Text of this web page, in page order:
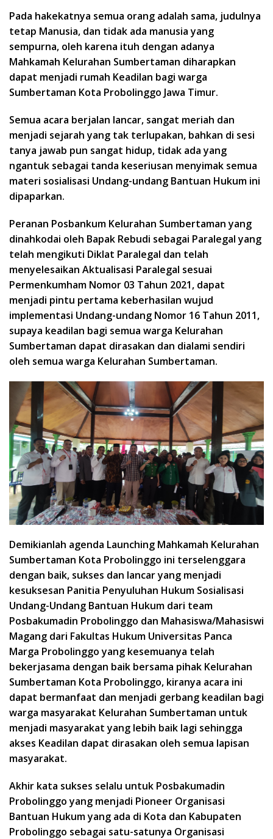
Pada hakekatnya semua orang adalah sama, judulnya
tetap Manusia, dan tidak ada manusia yang
sempurna, oleh karena ituh dengan adanya
Mahkamah Kelurahan Sumbertaman diharapkan
dapat menjadi rumah Keadilan bagi warga
Sumbertaman Kota Probolinggo Jawa Timur.
Semua acara berjalan lancar, sangat meriah dan
menjadi sejarah yang tak terlupakan, bahkan di sesi
tanya jawab pun sangat hidup, tidak ada yang
ngantuk sebagai tanda keseriusan menyimak semua
materi sosialisasi Undang-undang Bantuan Hukum ini
dipaparkan.
Peranan Posbankum Kelurahan Sumbertaman yang
dinahkodai oleh Bapak Rebudi sebagai Paralegal yang
telah mengikuti Diklat Paralegal dan telah
menyelesaikan Aktualisasi Paralegal sesuai
Permenkumham Nomor 03 Tahun 2021, dapat
menjadi pintu pertama keberhasilan wujud
implementasi Undang-undang Nomor 16 Tahun 2011,
supaya keadilan bagi semua warga Kelurahan
Sumbertaman dapat dirasakan dan dialami sendiri
oleh semua warga Kelurahan Sumbertaman.
Demikianlah agenda Launching Mahkamah Kelurahan
Sumbertaman Kota Probolinggo ini terselenggara
dengan baik, sukses dan lancar yang menjadi
kesuksesan Panitia Penyuluhan Hukum Sosialisasi
Undang-Undang Bantuan Hukum dari team
Posbakumadin Probolinggo dan Mahasiswa/Mahasiswi
Magang dari Fakultas Hukum Universitas Panca
Marga Probolinggo yang kesemuanya telah
bekerjasama dengan baik bersama pihak Kelurahan
Sumbertaman Kota Probolinggo, kiranya acara ini
dapat bermanfaat dan menjadi gerbang keadilan bagi
warga masyarakat Kelurahan Sumbertaman untuk
menjadi masyarakat yang lebih baik lagi sehingga
akses Keadilan dapat dirasakan oleh semua lapisan
masyarakat.
Akhir kata sukses selalu untuk Posbakumadin
Probolinggo yang menjadi Pioneer Organisasi
Bantuan Hukum yang ada di Kota dan Kabupaten
Probolinggo sebagai satu-satunya Organisasi